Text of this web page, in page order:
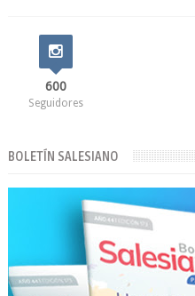
600
Seguidores
BOLETÍN SALESIANO